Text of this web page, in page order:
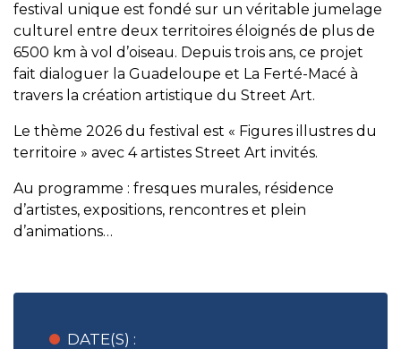
festival unique est fondé sur un véritable jumelage
culturel entre deux territoires éloignés de plus de
6500 km à vol d’oiseau. Depuis trois ans, ce projet
fait dialoguer la Guadeloupe et La Ferté-Macé à
travers la création artistique du Street Art.
Le thème 2026 du festival est « Figures illustres du
territoire » avec 4 artistes Street Art invités.
Au programme : fresques murales, résidence
d’artistes, expositions, rencontres et plein
d’animations…
DATE(S) :